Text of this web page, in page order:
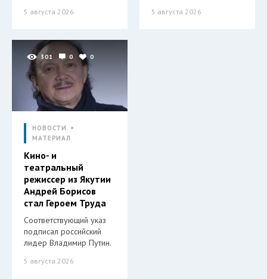
5 августа 2026 5 августа 2026
301 0 0
НОВОСТИ
МАТЕРИАЛ
Кино- и
театральный
режиссер из Якутии
Андрей Борисов
стал Героем Труда
Соответствующий указ
подписал российский
лидер Владимир Путин.
5 августа 2026